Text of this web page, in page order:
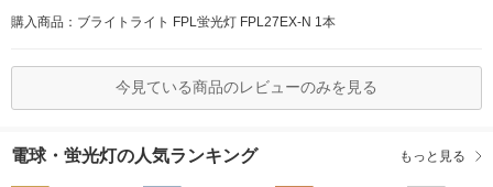
購入商品：ブライトライト FPL蛍光灯 FPL27EX-N 1本
今見ている商品のレビューのみを見る
電球・蛍光灯の人気ランキング もっと見る